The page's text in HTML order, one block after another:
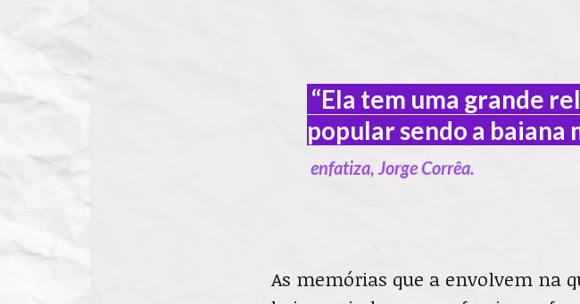
“Ela tem uma grande
popular sendo a baiana
enfatiza, Jorge Corrêa.
As memórias que a envolvem na